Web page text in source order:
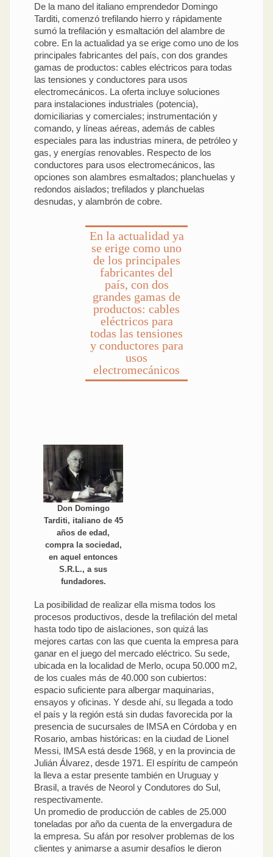
De la mano del italiano emprendedor Domingo
Tarditi, comenzó trefilando hierro y rápidamente
sumó la trefilación y esmaltación del alambre de
cobre. En la actualidad ya se erige como uno de los
principales fabricantes del país, con dos grandes
gamas de productos: cables eléctricos para todas
las tensiones y conductores para usos
electromecánicos. La oferta incluye soluciones
para instalaciones industriales (potencia),
domiciliarias y comerciales; instrumentación y
comando, y líneas aéreas, además de cables
especiales para las industrias minera, de petróleo y
gas, y energías renovables. Respecto de los
conductores para usos electromecánicos, las
opciones son alambres esmaltados; planchuelas y
redondos aislados; trefilados y planchuelas
desnudas, y alambrón de cobre.
En la actualidad ya
se erige como uno
de los principales
fabricantes del
país, con dos
grandes gamas de
productos: cables
eléctricos para
todas las tensiones
y conductores para
usos
electromecánicos
Don Domingo
Tarditi, italiano de 45
años de edad,
compra la sociedad,
en aquel entonces
S.R.L., a sus
fundadores.
La posibilidad de realizar ella misma todos los
procesos productivos, desde la trefilación del metal
hasta todo tipo de aislaciones, son quizá las
mejores cartas con las que cuenta la empresa para
ganar en el juego del mercado eléctrico. Su sede,
ubicada en la localidad de Merlo, ocupa 50.000 m2,
de los cuales más de 40.000 son cubiertos:
espacio suficiente para albergar maquinarias,
ensayos y oficinas. Y desde ahí, su llegada a todo
el país y la región está sin dudas favorecida por la
presencia de sucursales de IMSA en Córdoba y en
Rosario, ambas históricas: en la ciudad de Lionel
Messi, IMSA está desde 1968, y en la provincia de
Julián Álvarez, desde 1971. El espíritu de campeón
la lleva a estar presente también en Uruguay y
Brasil, a través de Neorol y Condutores do Sul,
respectivamente.
Un promedio de producción de cables de 25.000
toneladas por año da cuenta de la envergadura de
la empresa. Su afán por resolver problemas de los
clientes y animarse a asumir desafíos le dieron